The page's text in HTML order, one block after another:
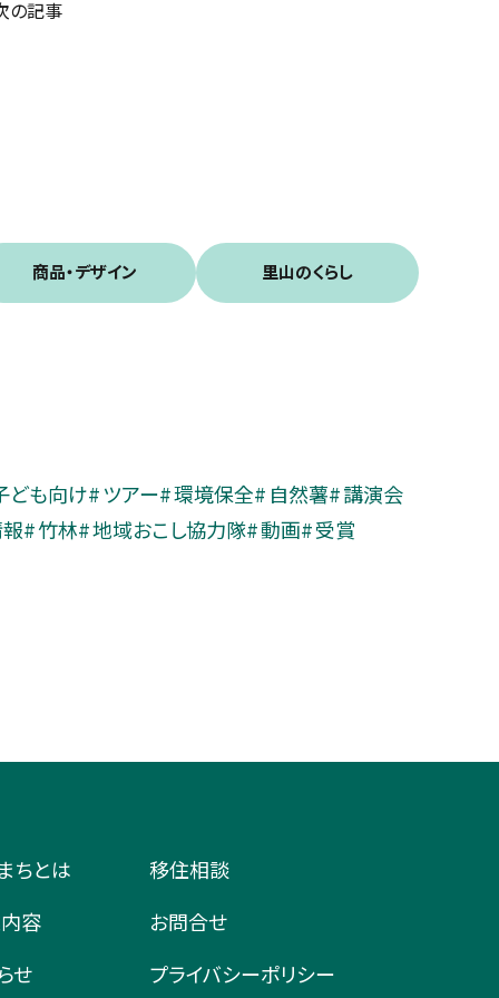
の記事
商品・デザイン 里山のくらし
ども向け ツアー 環境保全 自然薯 講演会
竹林 地域おこし協力隊 動画 受賞
ちとは
容
せ
移住相談
お問合せ
プライバシーポリシー